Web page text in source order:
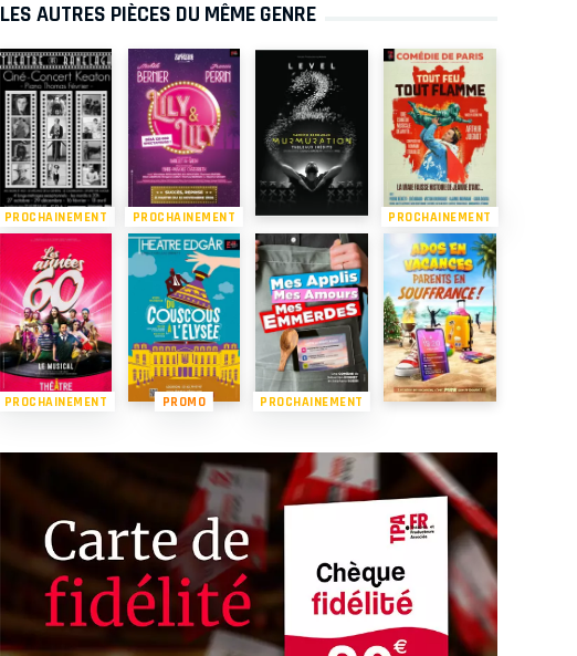
LES AUTRES PIÈCES DU MÊME GENRE
PROCHAINEMENT PROCHAINEMENT PROCHAINEMENT
PROCHAINEMENT PROMO PROCHAINEMENT